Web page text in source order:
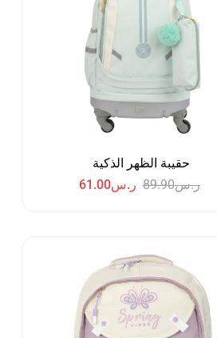
حقيبة الظهر الذكية
ر.س89.90 ر.س61.00